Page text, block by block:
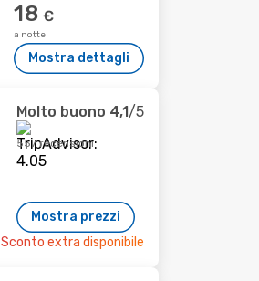
18 €
a notte
Mostra dettagli
Molto buono 4,1/5
557 recensioni
Mostra prezzi
Sconto extra disponibile